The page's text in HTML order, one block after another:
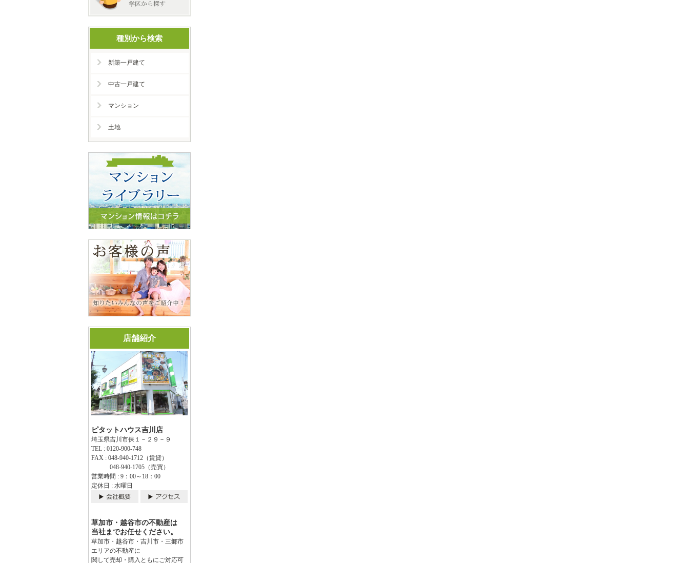
種別から検索
新築一戸建て
中古一戸建て
マンション
土地
店舗紹介
ピタットハウス吉川店
埼玉県吉川市保１－２９－９
TEL : 0120-900-748
FAX : 048-940-1712（賃貸）
048-940-1705（売買）
営業時間 : 9：00～18：00
定休日 : 水曜日
草加市・越谷市の不動産は
当社までお任せください。
草加市・越谷市・吉川市・三郷市
エリアの不動産に
関して売却・購入ともにご対応可